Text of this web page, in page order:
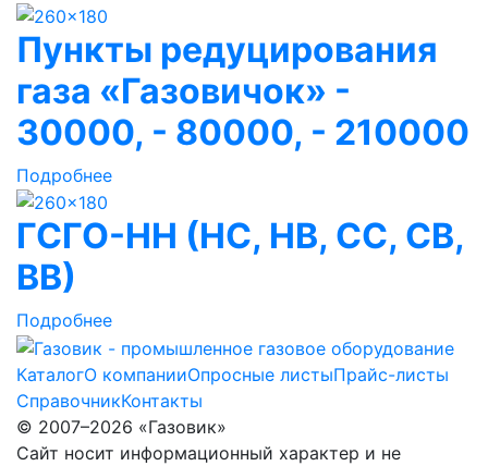
Пункты редуцирования
газа «Газовичок» -
30000, - 80000, - 210000
Подробнее
ГСГО-НН (НС, НВ, СС, СВ,
ВВ)
Подробнее
КаталогО компанииОпросные листыПрайс-листы
СправочникКонтакты
© 2007–2026 «Газовик»
Сайт носит информационный характер и не